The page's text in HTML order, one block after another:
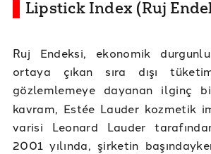
Lipstick Index (Ruj
Ruj Endeksi, ekonomik
ortaya çıkan sıra dışı tüketim
gözlemlemeye dayanan ilginç
kavram, Estée Lauder kozmetik
varisi Leonard Lauder
2001 yılında, şirketin